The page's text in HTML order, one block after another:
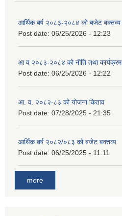
आर्थिक बर्ष २०८३-२०८४ को बजेट बक्तव्य
Post date: 06/25/2026 - 12:23
आ व २०८३-२०८४ को नीति तथा कार्यक्रम
Post date: 06/25/2026 - 12:22
आ. व. २०८२-८३ को योजना किताव
Post date: 07/28/2025 - 21:35
आर्थिक बर्ष २०८२/०८३ को बजेट बक्तव्य
Post date: 06/25/2025 - 11:11
more